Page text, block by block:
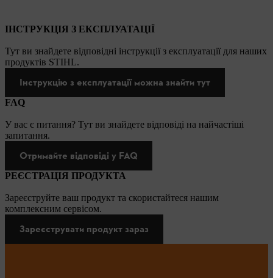
ІНСТРУКЦІЯ З ЕКСПЛУАТАЦІЇ
Тут ви знайдете відповідні інструкції з експлуатації для наших
продуктів STIHL.
Інструкцію з експлуатації можна знайти тут
FAQ
У вас є питання? Тут ви знайдете відповіді на найчастіші
запитання.
Отримайте відповіді у FAQ
РЕЄСТРАЦІЯ ПРОДУКТА
Зареєструйте ваш продукт та скористайтеся нашим
комплексним сервісом.
Зареєструвати продукт зараз